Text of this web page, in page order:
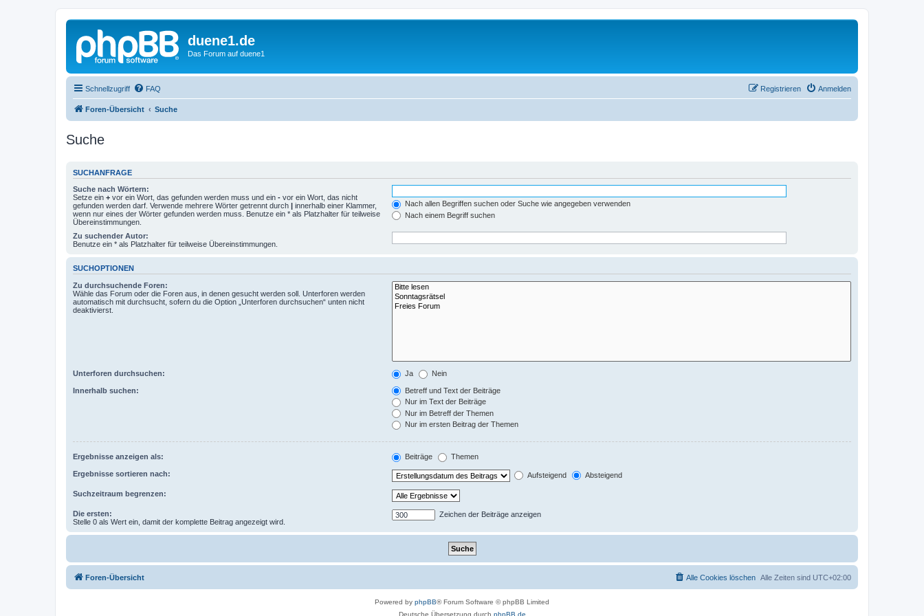
duene1.de
Das Forum auf duene1
Schnellzugriff FAQ Anmelden
Registrieren
Foren-Übersicht Suche
Suche
SUCHANFRAGE
Suche nach Wörtern:
Setze ein + vor ein Wort, das gefunden werden muss und ein - vor ein Wort, das nicht
gefunden werden darf. Verwende mehrere Wörter getrennt durch | innerhalb einer Klammer,
wenn nur eines der Wörter gefunden werden muss. Benutze ein * als Platzhalter für teilweise
Übereinstimmungen.
Nach allen Begriffen suchen oder Suche wie angegeben verwenden
Nach einem Begriff suchen
Zu suchender Autor:
Benutze ein * als Platzhalter für teilweise Übereinstimmungen.
SUCHOPTIONEN
Zu durchsuchende Foren:
Wähle das Forum oder die Foren aus, in denen gesucht werden soll. Unterforen werden
automatisch mit durchsucht, sofern du die Option „Unterforen durchsuchen“ unten nicht
deaktivierst.
Unterforen durchsuchen: Ja Nein
Innerhalb suchen:
Betreff und Text der Beiträge
Nur im Text der Beiträge
Nur im Betreff der Themen
Nur im ersten Beitrag der Themen
Ergebnisse anzeigen als: Beiträge Themen
Ergebnisse sortieren nach: Aufsteigend Absteigend
Suchzeitraum begrenzen:
Die ersten:
Stelle 0 als Wert ein, damit der komplette Beitrag angezeigt wird.
Zeichen der Beiträge anzeigen
Foren-Übersicht Alle Zeiten sind UTC+02:00
Alle Cookies löschen
Powered by phpBB® Forum Software © phpBB Limited
Deutsche Übersetzung durch phpBB.de